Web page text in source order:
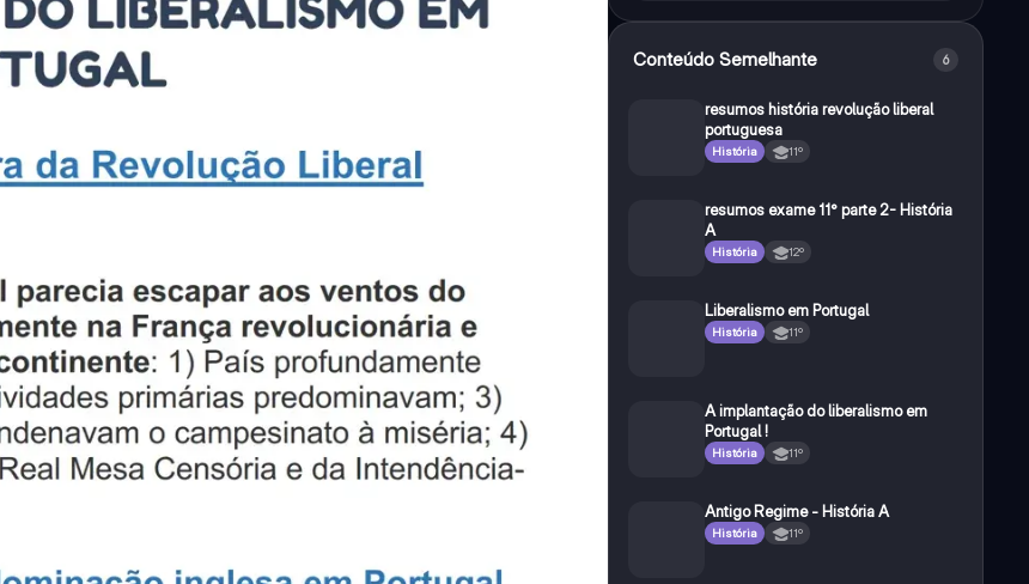
Conteúdo Semelhante 6
resumos história revolução liberal
portuguesa
História 11º
resumos exame 11° parte 2- História
A
História 12º
Liberalismo em Portugal
História 11º
A implantação do liberalismo em
Portugal !
História 11º
Antigo Regime - História A
História 11º